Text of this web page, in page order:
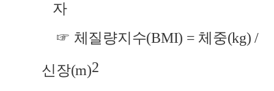
자
☞ 체질량지수(BMI) = 체중(kg) /
신장(m)2